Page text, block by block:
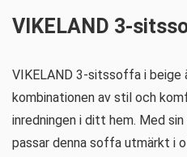
VIKELAND 3-
VIKELAND 3-sitssoffa i beige
kombinationen av stil och
inredningen i ditt hem. Med
passar denna soffa utmärkt i